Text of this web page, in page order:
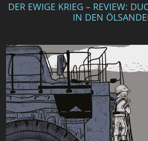
DER EWIGE KRIEG – REVIEW:
IN DEN